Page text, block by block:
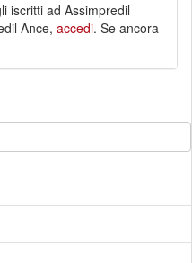
iscritti ad Assimpredil
Ance, accedi. Se ancora